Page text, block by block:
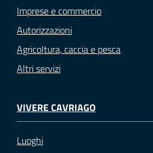
Imprese e commercio
Autorizzazioni
Agricoltura, caccia e pesca
Altri servizi
VIVERE CAVRIAGO
Luoghi